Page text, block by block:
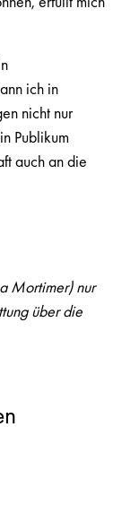
ich in
nicht nur
Publikum
auch an die
Mortimer) nur
über die